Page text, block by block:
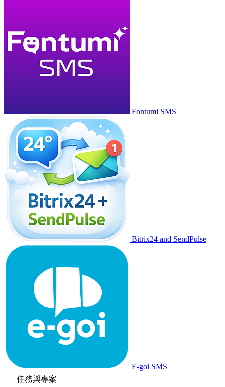
Fontumi SMS
Bitrix24 and SendPulse
E-goi SMS
任務與專案